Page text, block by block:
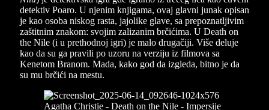
detektiv Poaro. U njenim knjigama, ovaj glavni junak opisan
je kao osoba niskog rasta, jajolike glave, sa prepoznatljivim
zaštitnim znakom: svojim zalizanim brčićima. U Death on
the Nile (i u prethodnoj igri) je malo drugačiji. Više deluje
kao da su ga pravili po uzoru na verziju iz filmova sa
Kenetom Branom. Mada, kako god da izgleda, bitno je da
su mu brčići na mestu.